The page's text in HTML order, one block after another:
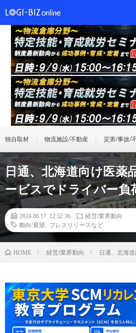
独自取材 物流施設/不動産 災害/事故/
日通、北海道向け医薬
ービスでドライバー負
2024.06.17 12:52:36
経営/業界動向
動向/展望
プレスリリースなど
HOME 経営/業界動向 日通、北海